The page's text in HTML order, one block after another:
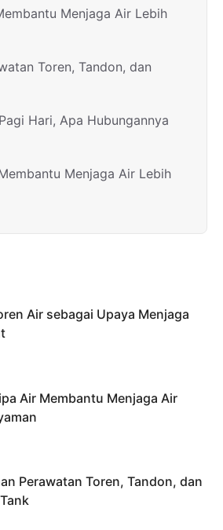
Menjaga Air Lebih
Toren, Tandon, dan
Hari, Apa Hubungannya
Menjaga Air Lebih
Air sebagai Upaya Menjaga
Air Membantu Menjaga Air
Perawatan Toren, Tandon, dan